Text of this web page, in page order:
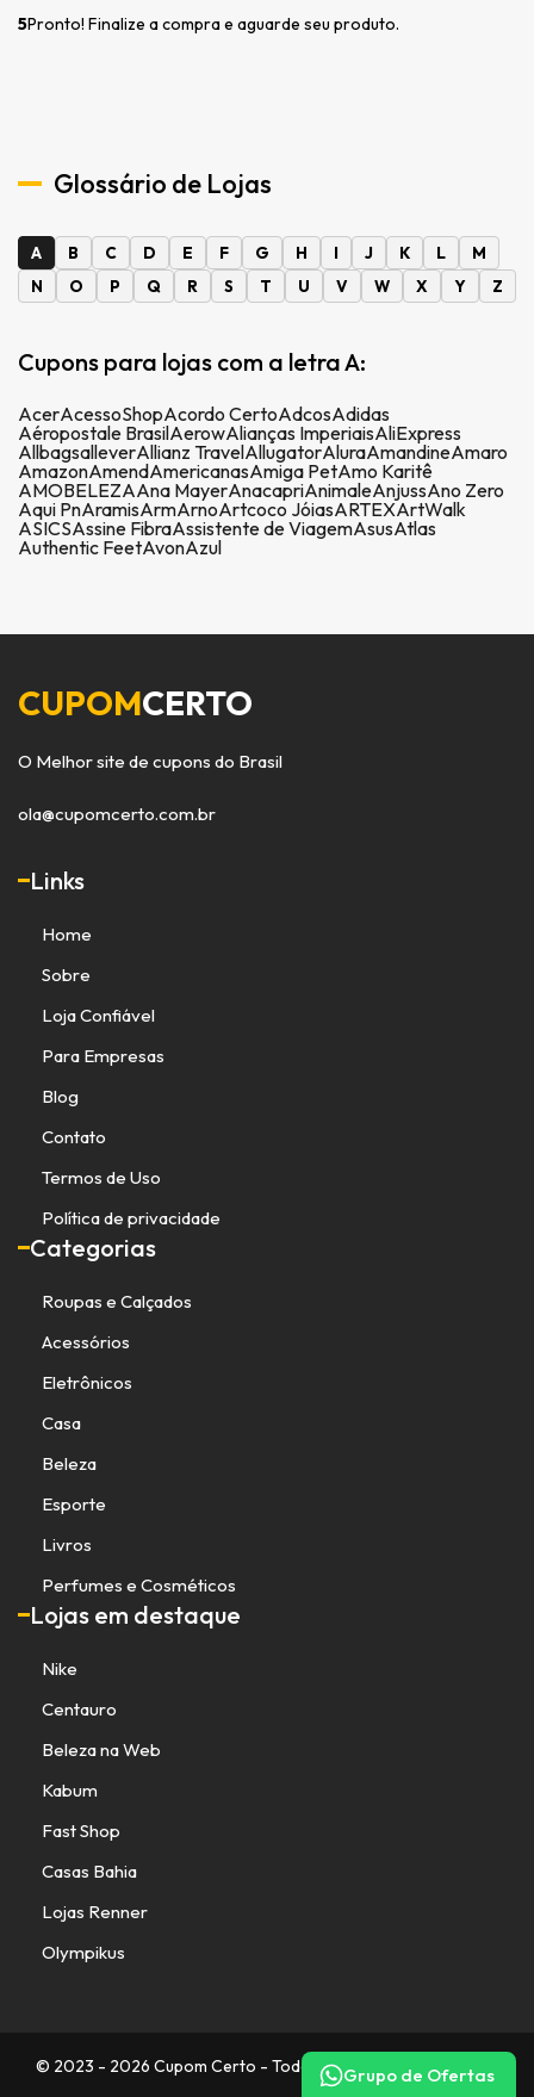
5Pronto! Finalize a compra e aguarde seu produto.
Glossário de Lojas
A B C D E F G H I J K L
M
N
O P Q R S T U V W X Y Z
Cupons para lojas com a letra A:
AcerAcessoShopAcordo CertoAdcosAdidas
Aéropostale BrasilAerowAlianças ImperiaisAliExpress
AllbagsalleverAllianz TravelAllugatorAluraAmandineAmaro
AmazonAmendAmericanasAmiga PetAmo Karitê
AMOBELEZAAna MayerAnacapriAnimaleAnjussAno Zero
Aqui PnAramisArmArnoArtcoco JóiasARTEXArtWalk
ASICSAssine FibraAssistente de ViagemAsusAtlas
Authentic FeetAvonAzul
Grupo de Ofertas
CUPOMCERTO
O Melhor site de cupons do Brasil
ola@cupomcerto.com.br
Links
Home
Sobre
Loja Confiável
Para Empresas
Blog
Contato
Termos de Uso
Política de privacidade
Categorias
Roupas e Calçados
Acessórios
Eletrônicos
Casa
Beleza
Esporte
Livros
Perfumes e Cosméticos
Lojas em destaque
Nike
Centauro
Beleza na Web
Kabum
Fast Shop
Casas Bahia
Lojas Renner
Olympikus
© 2023 - 2026 Cupom Certo - Todos os direitos reservados.